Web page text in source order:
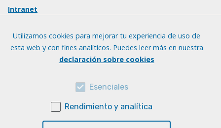
Intranet
Utilizamos cookies para mejorar tu experiencia de uso de
esta web y con fines analíticos. Puedes leer más en nuestra
declaración sobre cookies
Esenciales
Rendimiento y analítica